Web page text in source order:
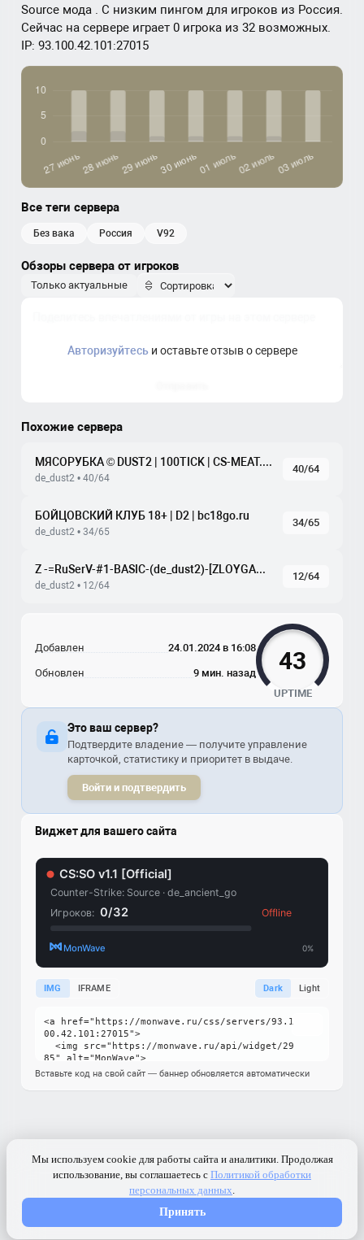
Source мода . С низким пингом для игроков из Россия.
Сейчас на сервере играет 0 игрока из 32 возможных.
IP: 93.100.42.101:27015
Все теги сервера
без вака россия v92
Обзоры сервера от игроков
Только актуальные
Авторизуйтесьи оставьте отзыв о сервере
Похожие сервера
МЯСОРУБКА © DUST2 | 100TICK | CS-MEAT.COM
de_dust2 • 40/64
40/64
БОЙЦОВСКИЙ КЛУБ 18+ | D2 | bc18go.ru
de_dust2 • 34/65
34/65
Z -=RuSerV-#1-BASIC-(de_dust2)-[ZLOYGAMES.COM]=-
de_dust2 • 12/64
12/64
Добавлен 24.01.2024 в 16:08
Обновлен 9 мин. назад 43
UPTIME
Это ваш сервер?
Подтвердите владение — получите управление
карточкой, статистику и приоритет в выдаче.
Войти и подтвердить
Виджет для вашего сайта
IMG IFRAME Dark Light
Вставьте код на свой сайт — баннер обновляется автоматически